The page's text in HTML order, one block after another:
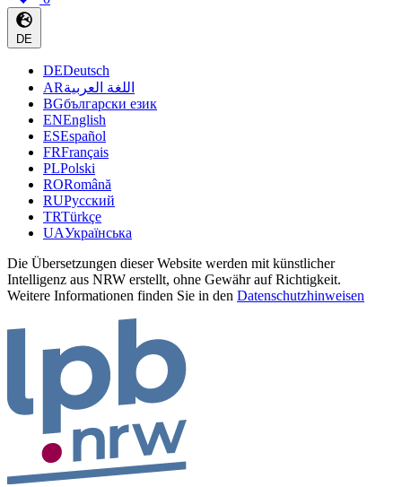
DE
DEDeutsch
ARاللغة العربية
BGбългарски език
ENEnglish
ESEspañol
FRFrançais
PLPolski
RORomână
RUРусский
TRTürkçe
UAУкраїнська
Die Übersetzungen dieser Website werden mit künstlicher
Intelligenz aus NRW erstellt, ohne Gewähr auf Richtigkeit.
Weitere Informationen finden Sie in den Datenschutzhinweisen